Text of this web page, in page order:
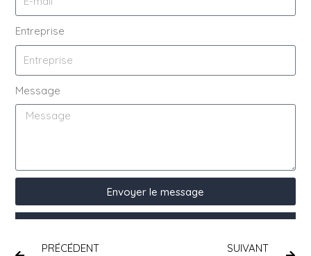
Entreprise
Message
Envoyer le message
PRÉCÉDENT
SUIVANT